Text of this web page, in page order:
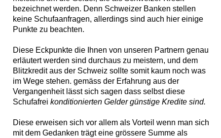
bezeichnet werden. Denn Schweizer Banken stellen
keine Schufaanfragen, allerdings sind auch hier einige
Punkte zu beachten.
Diese Eckpunkte die Ihnen von unseren Partnern genau
erläutert werden sind durchaus zu meistern, und dem
Blitzkredit aus der Schweiz sollte somit kaum noch was
im Wege stehen. gemäss der Erfahrung aus der
Vergangenheit lässt sich sagen dass selbst diese
Schufafreikonditionierten Gelder günstige Kredite sind.
Diese erweisen sich vor allem als Vorteil wenn man sich
mit dem Gedanken trägt eine grössere Summe als